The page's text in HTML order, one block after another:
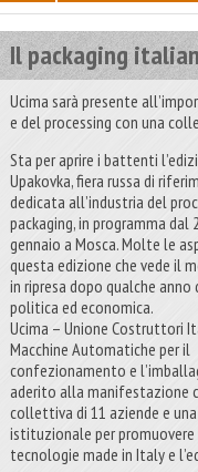
Il packaging
Ucima sarà presente
e del processing con una
Sta per aprire i battenti
Upakovka, fiera russa di
dedicata all’industria del
packaging, in programma dal
gennaio a Mosca. Molte le
questa edizione che vede il
in ripresa dopo qualche
politica ed economica.
Ucima – Unione Costruttori
Macchine Automatiche per il
confezionamento e
aderito alla manifestazione
collettiva di 11 aziende e
istituzionale per promuovere
tecnologie made in Italy e